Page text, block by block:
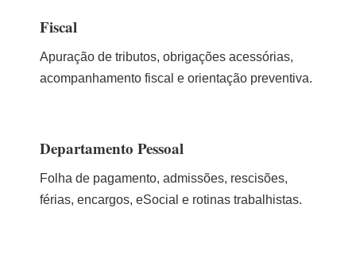
Fiscal
Apuração de tributos, obrigações acessórias,
acompanhamento fiscal e orientação preventiva.
Departamento Pessoal
Folha de pagamento, admissões, rescisões,
férias, encargos, eSocial e rotinas trabalhistas.